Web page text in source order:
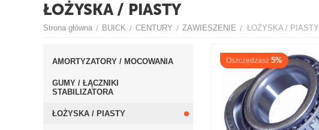
ŁOŻYSKA / PIASTY
Strona główna / BUICK / CENTURY / ZAWIESZENIE / ŁOŻYSKA / PIASTY
Oszczędzasz 5%
AMORTYZATORY / MOCOWANIA
GUMY / ŁĄCZNIKI
STABILIZATORA
ŁOŻYSKA / PIASTY